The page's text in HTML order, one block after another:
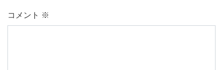
コメント ※